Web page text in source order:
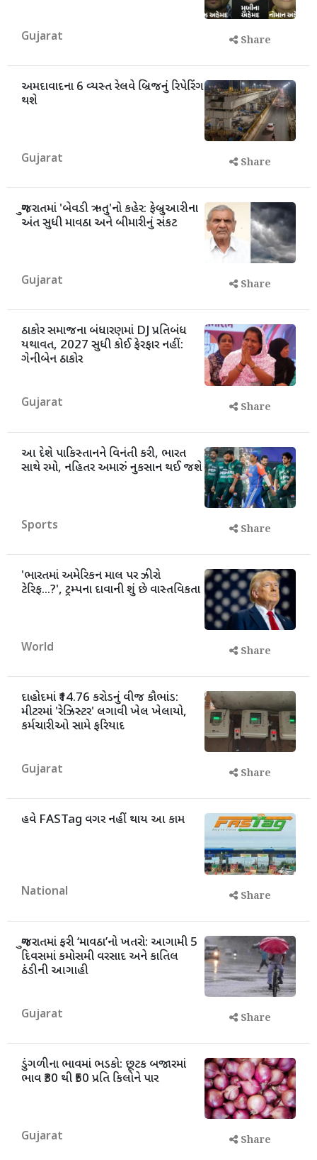
Gujarat Share
અમદાવાદના 6 વ્યસ્ત રેલવે બ્રિજનું રિપેરિંગ
થશે
Gujarat Share
ગુજરાતમાં 'બેવડી ઋતુ'નો કહેર: ફેબ્રુઆરીના
અંત સુધી માવઠા અને બીમારીનું સંકટ
Gujarat Share
ઠાકોર સમાજના બંધારણમાં DJ પ્રતિબંધ
યથાવત, 2027 સુધી કોઈ ફેરફાર નહીં:
ગેનીબેન ઠાકોર
Gujarat Share
આ દેશે પાકિસ્તાનને વિનંતી કરી, ભારત
સાથે રમો, નહિતર અમારું નુકસાન થઈ જશે
Sports Share
'ભારતમાં અમેરિકન માલ પર ઝીરો
ટેરિફ...?', ટ્રમ્પના દાવાની શું છે વાસ્તવિકતા
World Share
દાહોદમાં ₹14.76 કરોડનું વીજ કૌભાંડ:
મીટરમાં 'રેઝિસ્ટર' લગાવી ખેલ ખેલાયો,
કર્મચારીઓ સામે ફરિયાદ
Gujarat Share
હવે FASTag વગર નહીં થાય આ કામ
National Share
ગુજરાતમાં ફરી ‘માવઠા’નો ખતરો: આગામી 5
દિવસમાં કમોસમી વરસાદ અને કાતિલ
ઠંડીની આગાહી
Gujarat Share
ડુંગળીના ભાવમાં ભડકો: છૂટક બજારમાં
ભાવ ₹30 થી ₹50 પ્રતિ કિલોને પાર
Gujarat Share